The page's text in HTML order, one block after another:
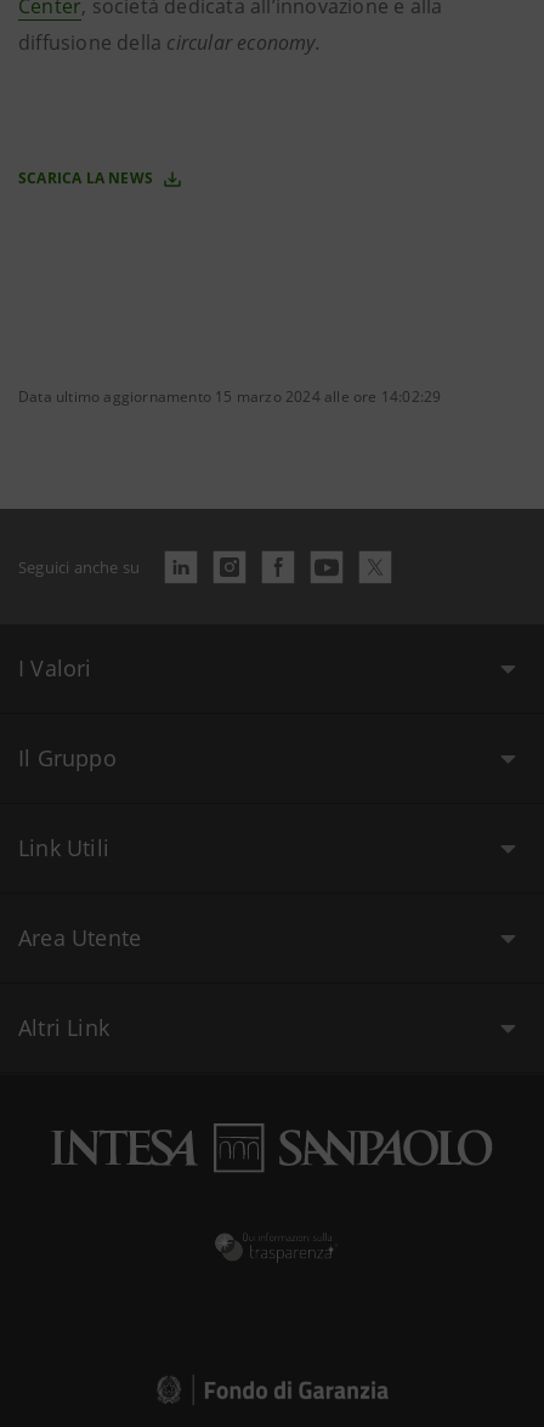
Center, società dedicata all’innovazione e alla
diffusione della circular economy.
SCARICA LA NEWS
Data ultimo aggiornamento 15 marzo 2024 alle ore 14:02:29
Seguici anche su
I Valori
Il Gruppo
Link Utili
Area Utente
Altri Link